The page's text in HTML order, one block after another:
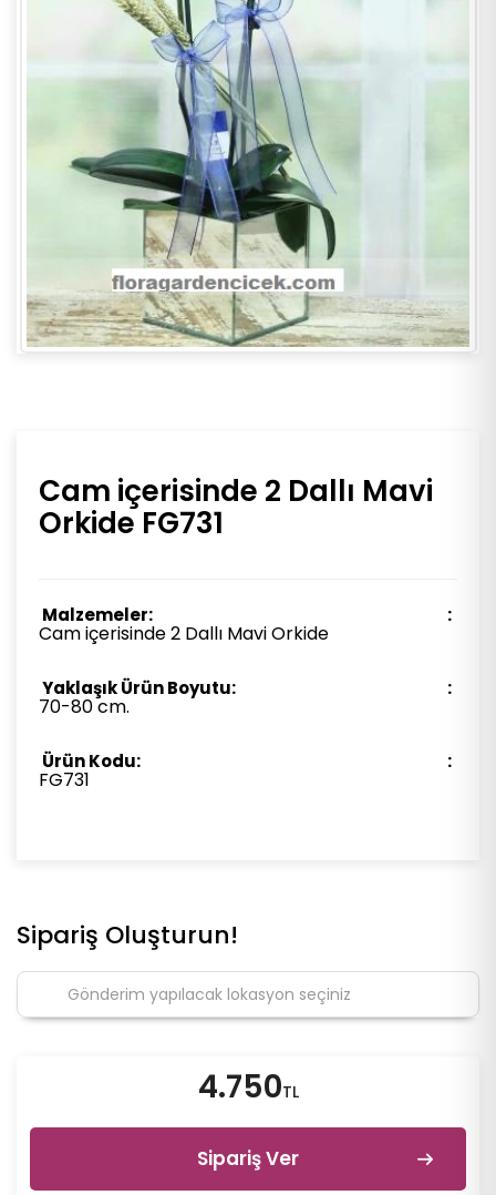
Cam içerisinde 2 Dallı Mavi
Orkide FG731
Malzemeler:
Cam içerisinde 2 Dallı Mavi Orkide
Yaklaşık Ürün Boyutu:
70-80 cm.
Ürün Kodu:
FG731
Sipariş Oluşturun!
4.750TL
Sipariş Ver